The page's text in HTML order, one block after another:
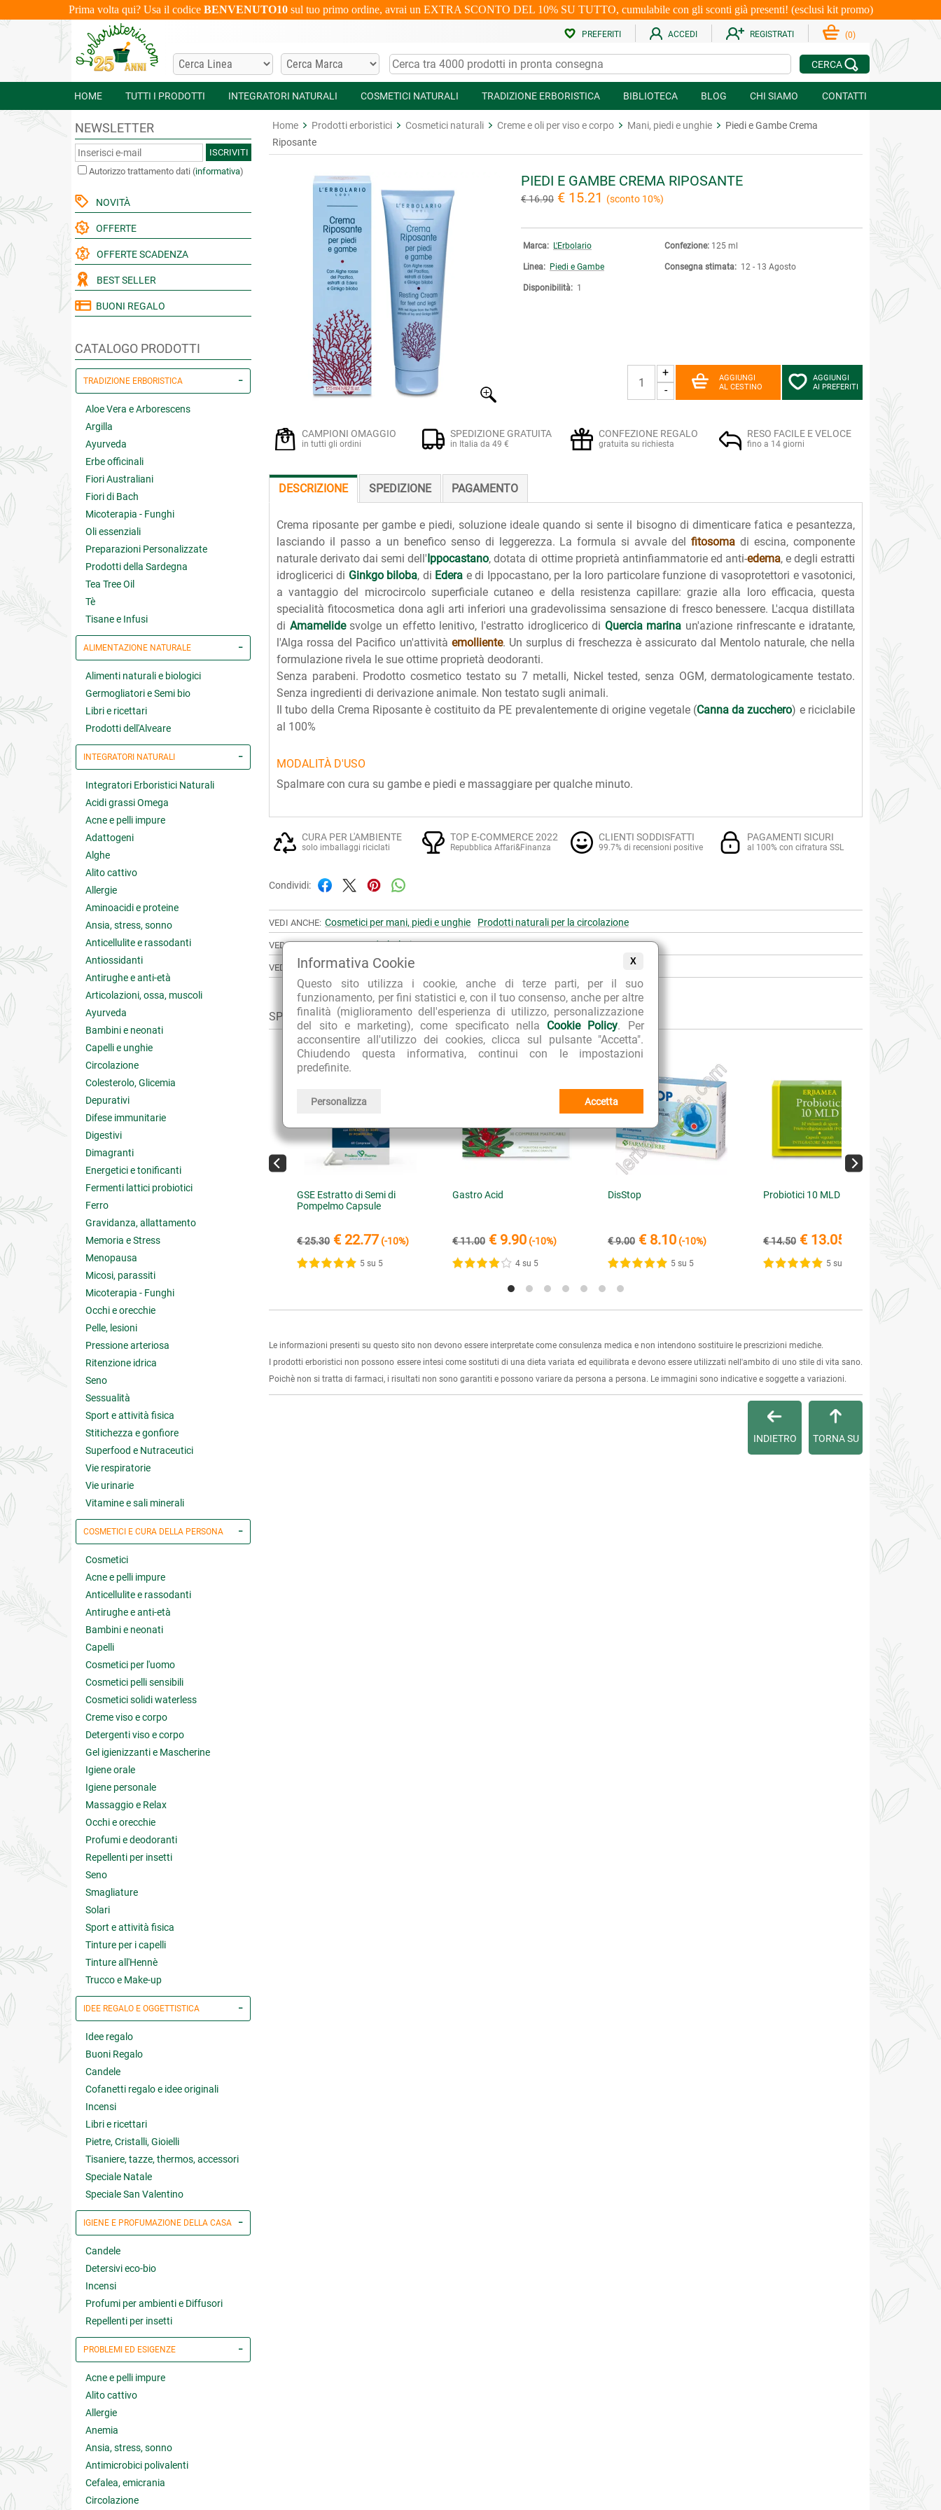
X
Informativa Cookie
Questo sito utilizza i cookie, anche di terze parti, per il suo
funzionamento, per fini statistici e, con il tuo consenso, anche per altre
finalità (miglioramento dell'esperienza di utilizzo, personalizzazione
del sito e marketing), come specificato nella Cookie Policy. Per
acconsentire all'utilizzo dei cookies, clicca sul pulsante "Accetta".
Chiudendo questa informativa, continui con le impostazioni
predefinite.
Personalizza Accetta
Prima volta qui? Usa il codice BENVENUTO10sul tuo primo ordine, avrai un EXTRA SCONTO DEL 10% SU TUTTO, cumulabile con gli sconti già presenti! (esclusi kit promo)
PREFERITI ACCEDI REGISTRATI (0)
CERCA
HOME TUTTI I PRODOTTI INTEGRATORI NATURALI COSMETICI NATURALI TRADIZIONE ERBORISTICA BIBLIOTECA BLOG CHI SIAMO CONTATTI
NEWSLETTER
ISCRIVITI
Autorizzo trattamento dati (informativa)
NOVITÀ
OFFERTE
OFFERTE SCADENZA
BEST SELLER
BUONI REGALO
CATALOGO PRODOTTI
TRADIZIONE ERBORISTICA
Aloe Vera e Arborescens
Argilla
Ayurveda
Erbe officinali
Fiori Australiani
Fiori di Bach
Micoterapia - Funghi
Oli essenziali
Preparazioni Personalizzate
Prodotti della Sardegna
Tea Tree Oil
Tè
Tisane e Infusi
ALIMENTAZIONE NATURALE
Alimenti naturali e biologici
Germogliatori e Semi bio
Libri e ricettari
Prodotti dell'Alveare
INTEGRATORI NATURALI
Integratori Erboristici Naturali
Acidi grassi Omega
Acne e pelli impure
Adattogeni
Alghe
Alito cattivo
Allergie
Aminoacidi e proteine
Ansia, stress, sonno
Anticellulite e rassodanti
Antiossidanti
Antirughe e anti-età
Articolazioni, ossa, muscoli
Ayurveda
Bambini e neonati
Capelli e unghie
Circolazione
Colesterolo, Glicemia
Depurativi
Difese immunitarie
Digestivi
Dimagranti
Energetici e tonificanti
Fermenti lattici probiotici
Ferro
Gravidanza, allattamento
Memoria e Stress
Menopausa
Micosi, parassiti
Micoterapia - Funghi
Occhi e orecchie
Pelle, lesioni
Pressione arteriosa
Ritenzione idrica
Seno
Sessualità
Sport e attività fisica
Stitichezza e gonfiore
Superfood e Nutraceutici
Vie respiratorie
Vie urinarie
Vitamine e sali minerali
COSMETICI E CURA DELLA PERSONA
Cosmetici
Acne e pelli impure
Anticellulite e rassodanti
Antirughe e anti-età
Bambini e neonati
Capelli
Cosmetici per l'uomo
Cosmetici pelli sensibili
Cosmetici solidi waterless
Creme viso e corpo
Detergenti viso e corpo
Gel igienizzanti e Mascherine
Igiene orale
Igiene personale
Massaggio e Relax
Occhi e orecchie
Profumi e deodoranti
Repellenti per insetti
Seno
Smagliature
Solari
Sport e attività fisica
Tinture per i capelli
Tinture all'Hennè
Trucco e Make-up
IDEE REGALO E OGGETTISTICA
Idee regalo
Buoni Regalo
Candele
Cofanetti regalo e idee originali
Incensi
Libri e ricettari
Pietre, Cristalli, Gioielli
Tisaniere, tazze, thermos, accessori
Speciale Natale
Speciale San Valentino
IGIENE E PROFUMAZIONE DELLA CASA
Candele
Detersivi eco-bio
Incensi
Profumi per ambienti e Diffusori
Repellenti per insetti
PROBLEMI ED ESIGENZE
Acne e pelli impure
Alito cattivo
Allergie
Anemia
Ansia, stress, sonno
Antimicrobici polivalenti
Cefalea, emicrania
Circolazione
Home Prodotti erboristici Cosmetici naturali Creme e oli per viso e corpo Mani, piedi e unghie
Piedi e Gambe Crema
Riposante
PIEDI E GAMBE CREMA RIPOSANTE
€ 16.90 € 15.21 (sconto 10%)
Marca: L'Erbolario
Linea: Piedi e Gambe
Disponibilità: 1
Confezione: 125 ml
Consegna stimata: 12 - 13 Agosto
+
-
AGGIUNGI
AL CESTINO
AGGIUNGI
AI PREFERITI
CAMPIONI OMAGGIO
in tutti gli ordini
SPEDIZIONE GRATUITA
in Italia da 49 €
CONFEZIONE REGALO
gratuita su richiesta
RESO FACILE E VELOCE
fino a 14 giorni
DESCRIZIONE SPEDIZIONE PAGAMENTO
Crema riposante per gambe e piedi, soluzione ideale quando si sente il bisogno di dimenticare fatica e pesantezza,
lasciando il passo a un benefico senso di leggerezza. La formula si avvale delfitosoma di escina, componente
naturale derivato dai semi dell'Ippocastano, dotata di ottime proprietà antinfiammatorie ed anti-edema, e degli estratti
idroglicerici di Ginkgo biloba, di Edera e di Ippocastano, per la loro particolare funzione di vasoprotettori e vasotonici,
a vantaggio del microcircolo superficiale cutaneo e della resistenza capillare: grazie alla loro efficacia, questa
specialità fitocosmetica dona agli arti inferiori una gradevolissima sensazione di fresco benessere. L'acqua distillata
di Amamelidesvolge un effetto lenitivo, l'estratto idroglicerico di Quercia marina un'azione rinfrescante e idratante,
l'Alga rossa del Pacifico un'attività emolliente. Un surplus di freschezza è assicurato dal Mentolo naturale, che nella
formulazione rivela le sue ottime proprietà deodoranti.
Senza parabeni. Prodotto cosmetico testato su 7 metalli, Nickel tested, senza OGM, dermatologicamente testato.
Senza ingredienti di derivazione animale. Non testato sugli animali.
Il tubo della Crema Riposante è costituito da PE prevalentemente di origine vegetale (Canna da zucchero) e riciclabile
al 100%
MODALITÀ D'USO
Spalmare con cura su gambe e piedi e massaggiare per qualche minuto.
CURA PER L'AMBIENTE
solo imballaggi riciclati
TOP E-COMMERCE 2022
Repubblica Affari&Finanza
CLIENTI SODDISFATTI
99.7% di recensioni positive
PAGAMENTI SICURI
al 100% con cifratura SSL
Condividi:
VEDI ANCHE: Cosmetici per mani, piedi e unghie Prodotti naturali per la circolazione
VEDI TUTTI I PRODOTTI: L'Erbolario
VEDI TUTTI I PRODOTTI DELLA LINEA:
SPESSO ACQUISTATI INSIEME A "Piedi e Gambe Crema Riposante"
GSE Estratto di Semi di
Pompelmo Capsule
€ 25.30 € 22.77 (-10%)
5 su 5
Gastro Acid
€ 11.00 € 9.90(-10%)
4 su 5
DisStop
€ 9.00 € 8.10(-10%)
5 su 5
Probiotici 10 MLD
€ 14.50 € 13.05
5 su 5
Cell Integratore
Concentrato
(-15%)
ForDren Sollieven Forte Crio-
€ 19.90
Le informazioni presenti su questo sito non devono essere interpretate come consulenza medica e non intendono sostituire le prescrizioni mediche.
I prodotti erboristici non possono essere intesi come sostituti di una dieta variata ed equilibrata e devono essere utilizzati nell'ambito di uno stile di vita sano.
Poichè non si tratta di farmaci, i risultati non sono garantiti e possono variare da persona a persona. Le immagini sono indicative e soggette a variazioni.
TORNA SU
INDIETRO